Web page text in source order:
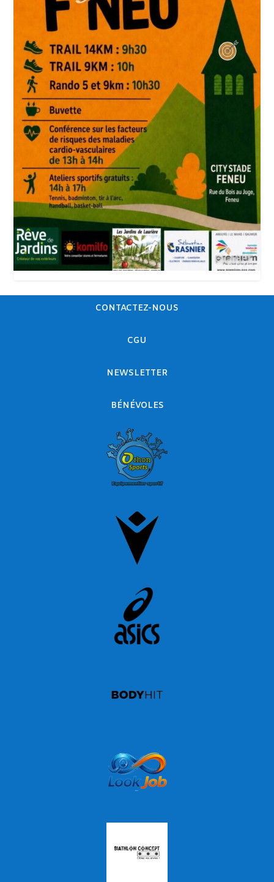
CONTACTEZ-NOUS
CGU
NEWSLETTER
BÉNÉVOLES